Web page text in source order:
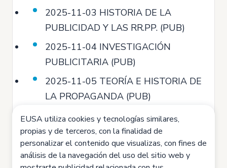
2025-11-03 HISTORIA DE LA
PUBLICIDAD Y LAS RR.PP. (PUB)
2025-11-04 INVESTIGACIÓN
PUBLICITARIA (PUB)
2025-11-05 TEORÍA E HISTORIA DE
LA PROPAGANDA (PUB)
EUSA utiliza cookies y tecnologías similares,
propias y de terceros, con la finalidad de
personalizar el contenido que visualizas, con fines de
análisis de la navegación del uso del sitio web y